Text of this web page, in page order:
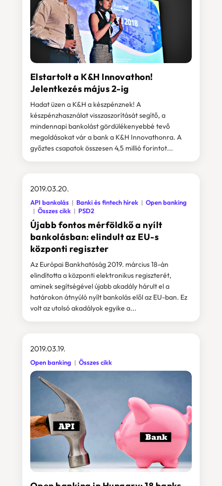
Elstartolt a K&H Innovathon!
Jelentkezés május 2-ig
Hadat üzen a K&H a készpénznek! A
készpénzhasználat visszaszorítását segítő, a
mindennapi bankolást gördülékenyebbé tevő
megoldásokat vár a bank a K&H Innovathonra. A
győztes csapatok összesen 4,5 millió forintot...
Újabb fontos mérföldkő a nyílt
bankolásban: elindult az EU-s
központi regiszter
2019.03.20.
API bankolás Banki és fintech hírek
Open banking
Összes cikk
PSD2
Az Európai Bankhatóság 2019. március 18-án
elindította a központi elektronikus regiszterét,
aminek segítségével újabb akadály hárult el a
határokon átnyúló nyílt bankolás elől az EU-ban. Ez
volt az utolsó akadályok egyike a...
2019.03.19.
Open banking Összes cikk